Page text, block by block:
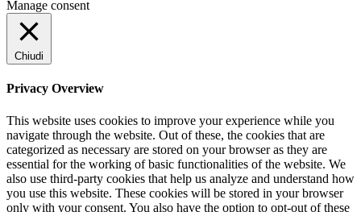
Manage consent
Chiudi
Privacy Overview
This website uses cookies to improve your experience while you
navigate through the website. Out of these, the cookies that are
categorized as necessary are stored on your browser as they are
essential for the working of basic functionalities of the website. We
also use third-party cookies that help us analyze and understand how
you use this website. These cookies will be stored in your browser
only with your consent. You also have the option to opt-out of these